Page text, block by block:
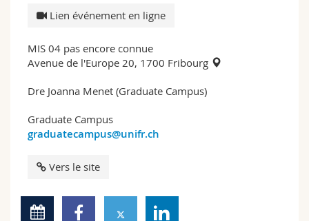
Lien événement en ligne
MIS 04 pas encore connue
Avenue de l'Europe 20, 1700 Fribourg
Dre Joanna Menet (Graduate Campus)
Graduate Campus
graduatecampus@unifr.ch
Vers le site